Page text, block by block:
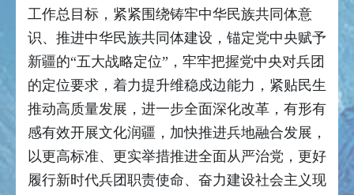
工作总目标，紧紧围绕铸牢中华民族共同体意
识、推进中华民族共同体建设，锚定党中央赋予
新疆的“五大战略定位”，牢牢把握党中央对兵团
的定位要求，着力提升维稳戍边能力，紧贴民生
推动高质量发展，进一步全面深化改革，有形有
感有效开展文化润疆，加快推进兵地融合发展，
以更高标准、更实举措推进全面从严治党，更好
履行新时代兵团职责使命、奋力建设社会主义现